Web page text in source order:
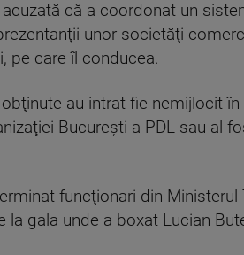
acuzată că a coordonat un
unor societăţi
pe care îl conducea.
au intrat fie nemijlocit
Bucureşti a PDL sau al
funcţionari din
gala unde a boxat Lucian